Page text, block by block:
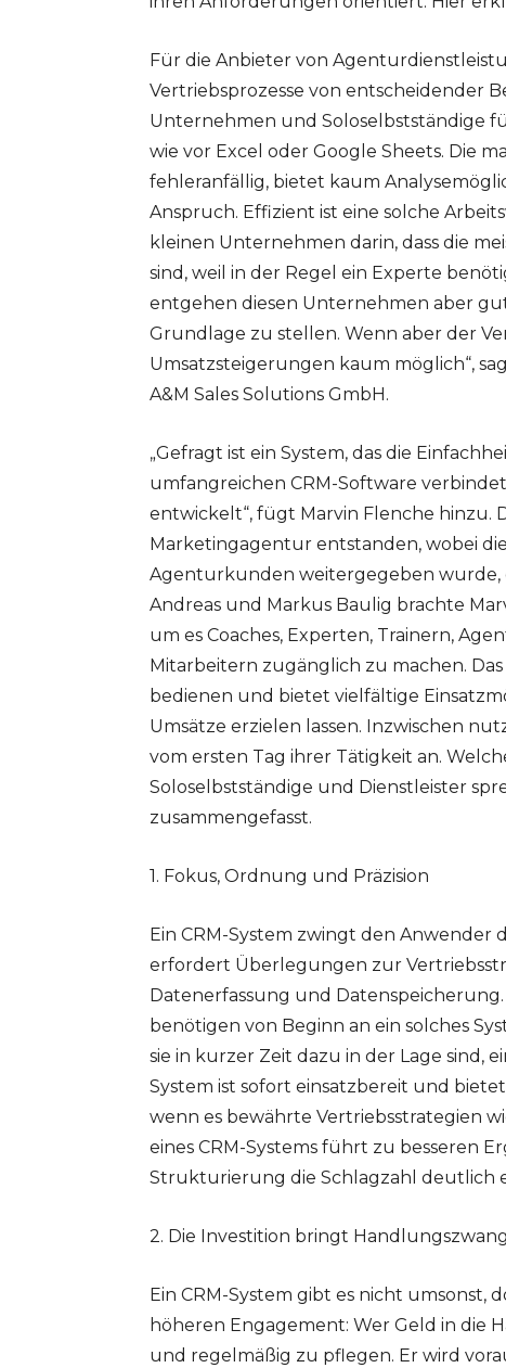
Für die Anbieter von
Vertriebsprozesse von entscheidender
Unternehmen und Soloselbstständige
wie vor Excel oder Google Sheets. Die
fehleranfällig, bietet kaum
Anspruch. Effizient ist eine solche
kleinen Unternehmen darin, dass die
sind, weil in der Regel ein Experte
entgehen diesen Unternehmen aber
Grundlage zu stellen. Wenn aber der
Umsatzsteigerungen kaum möglich“,
A&M Sales Solutions GmbH.
„Gefragt ist ein System, das die
umfangreichen CRM-Software
entwickelt“, fügt Marvin Flenche hinzu.
Marketingagentur entstanden, wobei
Agenturkunden weitergegeben wurde,
Andreas und Markus Baulig brachte
um es Coaches, Experten, Trainern,
Mitarbeitern zugänglich zu machen.
bedienen und bietet vielfältige
Umsätze erzielen lassen. Inzwischen
vom ersten Tag ihrer Tätigkeit an.
Soloselbstständige und Dienstleister
zusammengefasst.
1. Fokus, Ordnung und Präzision
Ein CRM-System zwingt den Anwender
erfordert Überlegungen zur
Datenerfassung und
benötigen von Beginn an ein solches
sie in kurzer Zeit dazu in der Lage sind,
System ist sofort einsatzbereit und
wenn es bewährte Vertriebsstrategien
eines CRM-Systems führt zu besseren
Strukturierung die Schlagzahl deutlich
2. Die Investition bringt Handlungszwang
Ein CRM-System gibt es nicht
höheren Engagement: Wer Geld in die
und regelmäßig zu pflegen. Er wird